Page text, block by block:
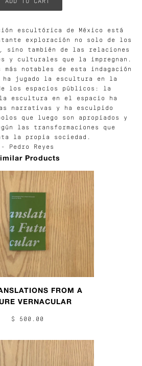
escultórica de México está
exploración no solo de los
sino también de las relaciones
y culturales que la impregnan.
más notables de esta indagación
ha jugado la escultura en la
los espacios públicos: la
escultura en el espacio ha
narrativas y ha esculpido
que luego son apropiados y
las transformaciones que
la propia sociedad.
- Pedro Reyes
Products
FROM A
VERNACULAR
$ 500.00